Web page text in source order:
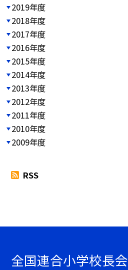
2019年度
2018年度
2017年度
2016年度
2015年度
2014年度
2013年度
2012年度
2011年度
2010年度
2009年度
RSS
全国連合小学校長会